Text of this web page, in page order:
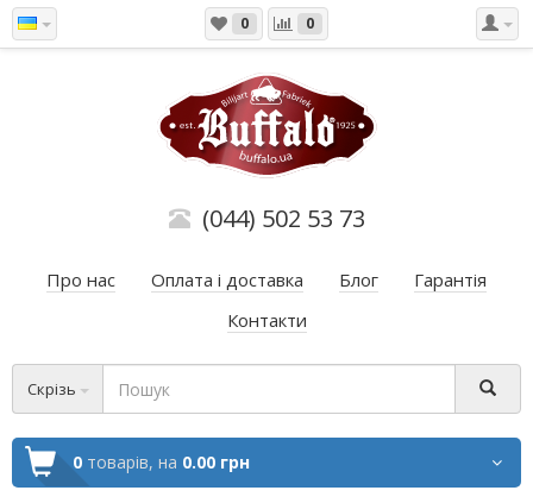
0 0
(044) 502 53 73
Про нас Оплата і доставка Блог
Гарантія
Контакти
Скрізь
0 товарів, на 0.00 грн